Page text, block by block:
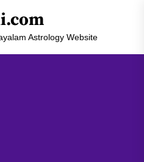
Astrology Website